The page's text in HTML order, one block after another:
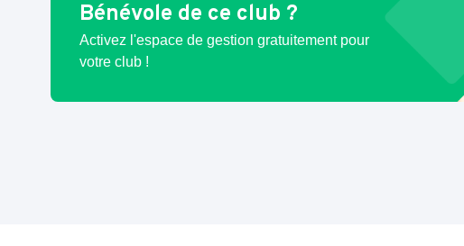
Bénévole de ce club ?
Activez l'espace de gestion gratuitement pour
votre club !